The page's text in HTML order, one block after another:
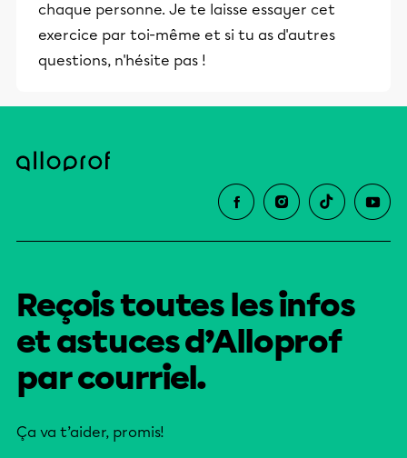
chaque personne. Je te laisse essayer cet
exercice par toi-même et si tu as d'autres
questions, n'hésite pas !
Reçois toutes les infos
et astuces d’Alloprof
par courriel.
Ça va t’aider, promis!